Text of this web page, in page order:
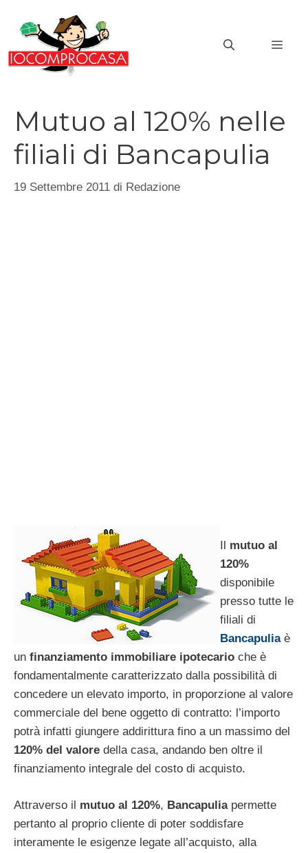
contenuto
Mutuo al 120% nelle
filiali di Bancapulia
19 Settembre 2011 di Redazione
mutuo al
120%
disponibile
presso tutte le
filiali di
Bancapuliaè
un finanziamento immobiliare ipotecario che è
fondamentalmente caratterizzato dalla possibilità di
concedere un elevato importo, in proporzione al valore
commerciale del bene oggetto di contratto: l’importo
potrà infatti giungere addirittura fino a un massimo del
120% del valore della casa, andando ben oltre il
finanziamento integrale del costo di acquisto.
Attraverso il mutuo al 120%, Bancapuliapermette
pertanto al proprio cliente di poter soddisfare
interamente le esigenze legate all’acquisto, alla